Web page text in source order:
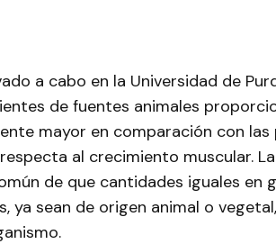
a cabo en la Universidad de
de fuentes animales
mayor en comparación con
al crecimiento muscular.
de que cantidades iguales en
ya sean de origen animal o